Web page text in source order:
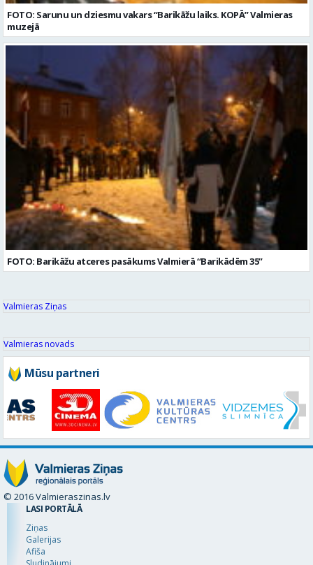
FOTO: Sarunu un dziesmu vakars “Barikāžu laiks. KOPĀ” Valmieras
muzejā
FOTO: Barikāžu atceres pasākums Valmierā “Barikādēm 35”
Valmieras Ziņas
Valmieras novads
Mūsu partneri
© 2016 Valmieraszinas.lv
LASI PORTĀLĀ
Ziņas
Galerijas
Afiša